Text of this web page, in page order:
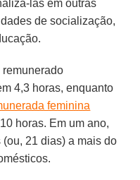
las em outras
de socialização,
4,3 horas, enquanto
feminina
horas. Em um ano,
21 dias) a mais do